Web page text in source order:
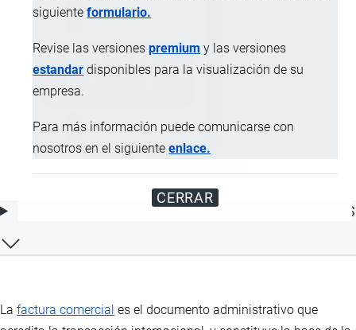
siguienteformulario.
Revise las versionespremium y las versiones
estandar disponibles para la visualización de su
empresa.
Para más información puede comunicarse con
nosotros en el siguienteenlace.
CERRAR
ÍNDICE DE CONTENIDOS
La factura comercial es el documento administrativo que